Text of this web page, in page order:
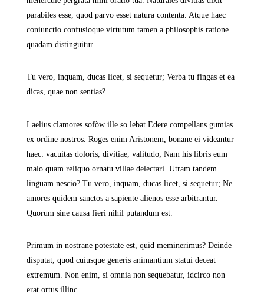
parabiles esse, quod parvo esset natura contenta. Atque haec
coniunctio confusioque virtutum tamen a philosophis ratione
quadam distinguitur.
Tu vero, inquam, ducas licet, si sequetur; Verba tu fingas et ea
dicas, quae non sentias?
Laelius clamores sofòw ille so lebat Edere compellans gumias
ex ordine nostros. Roges enim Aristonem, bonane ei videantur
haec: vacuitas doloris, divitiae, valitudo; Nam his libris eum
malo quam reliquo ornatu villae delectari. Utram tandem
linguam nescio? Tu vero, inquam, ducas licet, si sequetur; Ne
amores quidem sanctos a sapiente alienos esse arbitrantur.
Quorum sine causa fieri nihil putandum est.
Primum in nostrane potestate est, quid meminerimus? Deinde
disputat, quod cuiusque generis animantium statui deceat
extremum. Non enim, si omnia non sequebatur, idcirco non
erat ortus illinc.